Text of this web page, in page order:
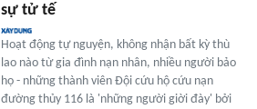
sự tử tế
Hoạt động tự nguyện, không nhận bất kỳ thù
lao nào từ gia đình nạn nhân, nhiều người bảo
họ - những thành viên Đội cứu hộ cứu nạn
đường thủy 116 là 'những người giời đày' bởi